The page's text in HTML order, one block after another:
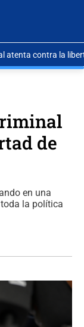
atenta contra la
de
en una
la política